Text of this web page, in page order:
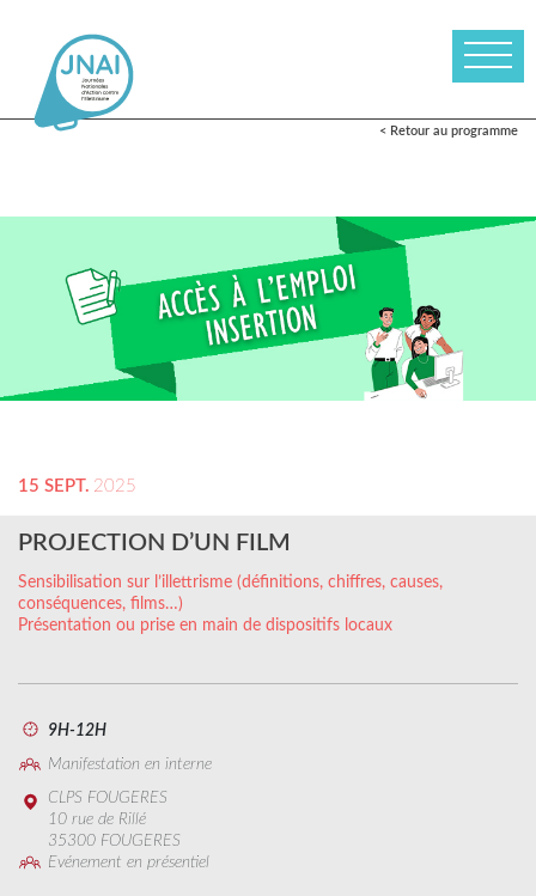
< Retour au programme
15 SEPT. 2025
PROJECTION D’UN FILM
Sensibilisation sur l’illettrisme (définitions, chiffres, causes,
conséquences, films…)
Présentation ou prise en main de dispositifs locaux
9H-12H
Manifestation en interne
CLPS FOUGERES
10 rue de Rillé
35300 FOUGERES
Evénement en présentiel